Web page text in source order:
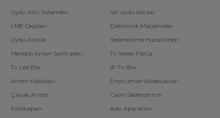
Uydu Alıcı Sistemleri
4K Uydu Alıcılar
LNB Çeşitleri
Elektronik Malzemeler
Uydu Alıcılar
Seslendirme Hoparlörleri
Merkezi Anten Santralleri
Tv Yedek Parça
Tv Led Bar
IP Tv Box
Anten Kabloları
Enstrüman Aksesuarları
Çanak Anten
Cami Seslendirme
Fotokapan
Askı Aparatları